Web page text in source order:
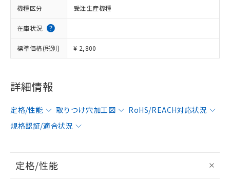
機種区分 受注生産機種
在庫状況
標準価格(税別) ¥ 2,800
詳細情報
定格/性能 取りつけ穴加工図
RoHS/REACH対応状況
規格認証/適合状況
定格/性能